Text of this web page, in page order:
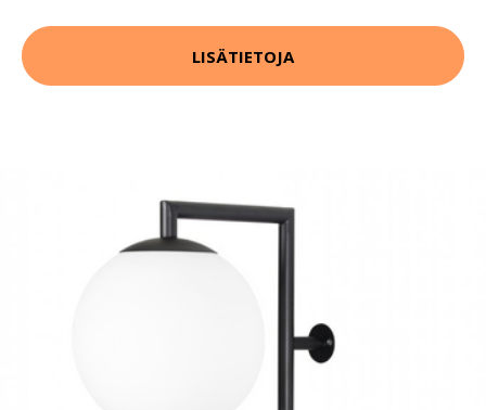
LISÄTIETOJA